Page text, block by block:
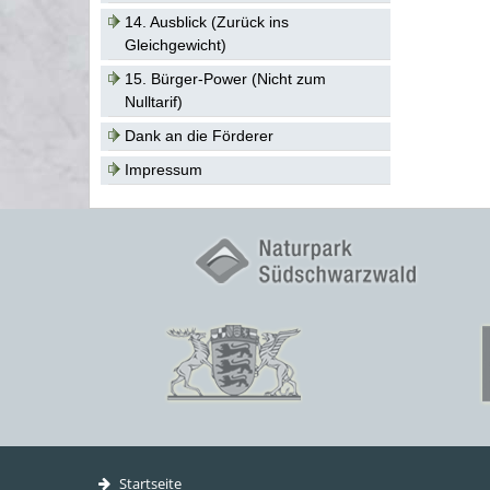
14. Ausblick (Zurück ins
Gleichgewicht)
15. Bürger-Power (Nicht zum
Nulltarif)
Dank an die Förderer
Impressum
Startseite